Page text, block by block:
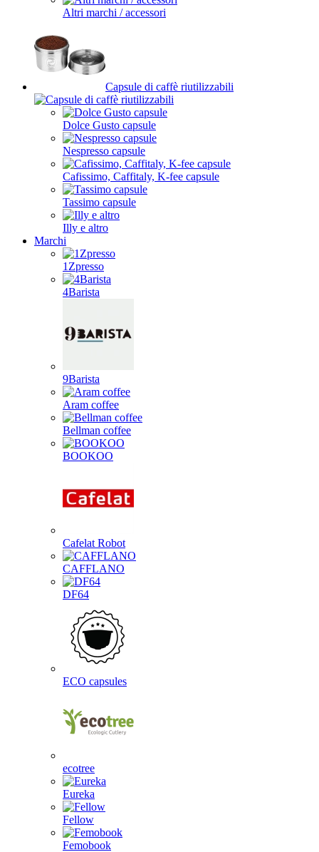
Altri marchi / accessori
Capsule di caffè riutilizzabili
Dolce Gusto capsule
Nespresso capsule
Cafissimo, Caffitaly, K-fee capsule
Tassimo capsule
Illy e altro
Marchi
1Zpresso
4Barista
9Barista
Aram coffee
Bellman coffee
BOOKOO
Cafelat Robot
CAFFLANO
DF64
ECO capsules
ecotree
Eureka
Fellow
Femobook